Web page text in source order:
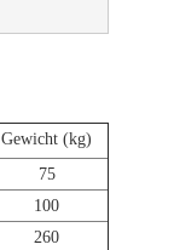
Gewicht (kg)
75
100
260